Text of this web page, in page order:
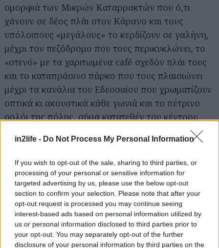
in2life - Do Not Process My Personal Information
If you wish to opt-out of the sale, sharing to third parties, or
processing of your personal or sensitive information for
targeted advertising by us, please use the below opt-out
section to confirm your selection. Please note that after your
opt-out request is processed you may continue seeing
interest-based ads based on personal information utilized by
us or personal information disclosed to third parties prior to
your opt-out. You may separately opt-out of the further
disclosure of your personal information by third parties on the
ομορφιά των Μικρών Καταρρακτών που ό,τι
χάνουν σε δέος πλάι στον Κάρανο και τους
υπόλοιπους «μεγάλους» το κερδίζουν σε γαλήνη,
μέχρι τον πεζόδρομο που τους περικυκλώνει, το
«στενό» με τα χαριτωμένα café σχεδόν πλάι τους
και το καταπράσινο πάρκο που τους πλαισιώνει
μέχρι τα κανάλια του Εδεσσαίου που χρωματίζουν
οπτικά κι ακουστικά κάθε γωνιά και το πέτρινο
ρολόι της πόλης, σήμα κατατεθέν του κέντρου
αιώνα ζωής,η Έδεσσα είναι μια πόλη που αξίζει
να την περπατάς για μέρες ολόκληρες –γιατί
αποκλείεται ποτέ να τη χορτάσεις.
Κήποι και πάρκα, από τα οποία ξεχωρίζουν η
πλατεία Τημενιδών, η πλατεία Μεγάλου
Αλεξάνδρου, το πάρκο της 25ης Μαρτίου, το
πάρκο Μικρών Καταρρακτών και οι κήποι του